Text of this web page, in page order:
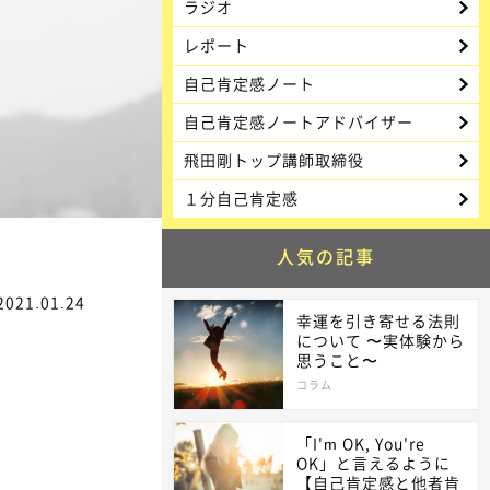
ラジオ
レポート
自己肯定感ノート
自己肯定感ノートアドバイザー
飛田剛トップ講師取締役
１分自己肯定感
人気の記事
幸運を引き寄せる法則
について 〜実体験から
思うこと〜
コラム
「I'm OK, You're
OK」と言えるように
【自己肯定感と他者肯